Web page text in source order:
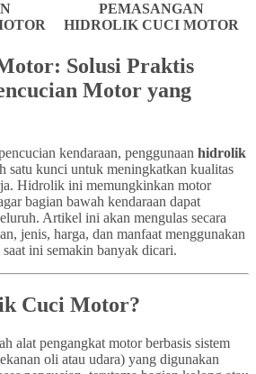
PEMASANGAN
HIDROLIK CUCI MOTOR
Solusi Praktis
Motor yang
kendaraan, penggunaan hidrolik
satu kunci untuk meningkatkan kualitas
Hidrolik ini memungkinkan motor
bagian bawah kendaraan dapat
Artikel ini akan mengulas secara
jenis, harga, dan manfaat menggunakan
ini semakin banyak dicari.
Cuci Motor?
alat pengangkat motor berbasis sistem
oli atau udara) yang digunakan